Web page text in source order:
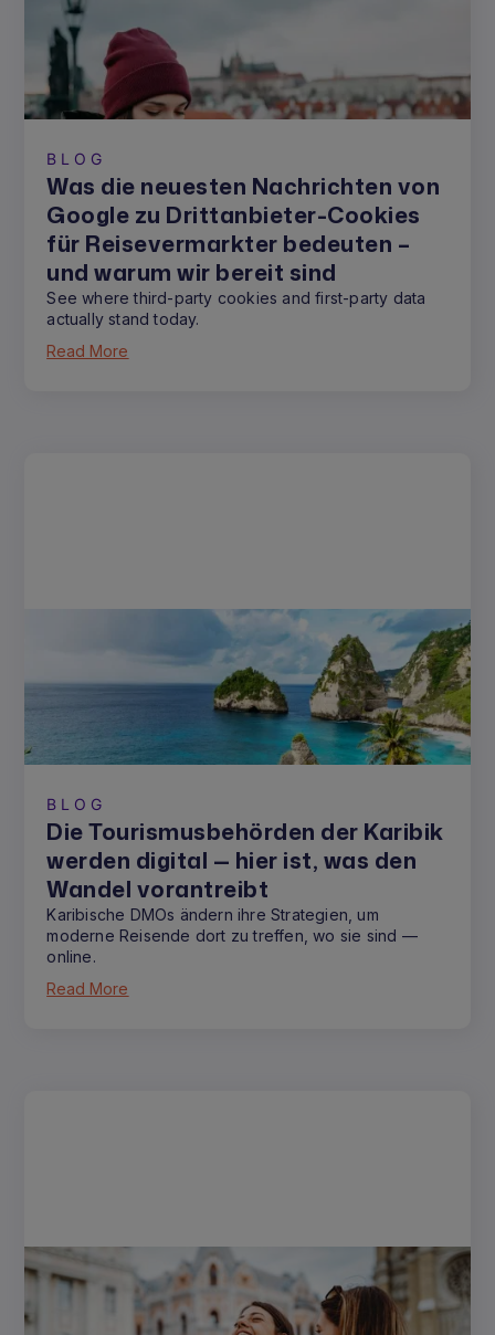
BLOG
Was die neuesten Nachrichten von
Google zu Drittanbieter-Cookies
für Reisevermarkter bedeuten –
und warum wir bereit sind
See where third-party cookies and first-party data
actually stand today.
Read More
BLOG
Die Tourismusbehörden der Karibik
werden digital — hier ist, was den
Wandel vorantreibt
Karibische DMOs ändern ihre Strategien, um
moderne Reisende dort zu treffen, wo sie sind —
online.
Read More